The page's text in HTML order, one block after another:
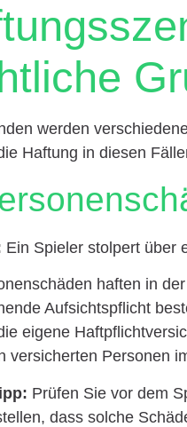
werden
Haftung in diesen
Ein Spieler stolpert über
haften in
Aufsichtspflicht
eigene
versicherten Personen
Prüfen Sie vor dem
dass solche